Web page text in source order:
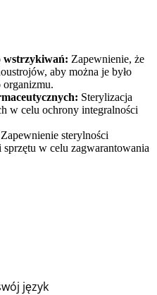
wstrzykiwań: Zapewnienie, że
aby można je było
Sterylizacja
w celu ochrony integralności
Zapewnienie sterylności
w celu zagwarantowania
język